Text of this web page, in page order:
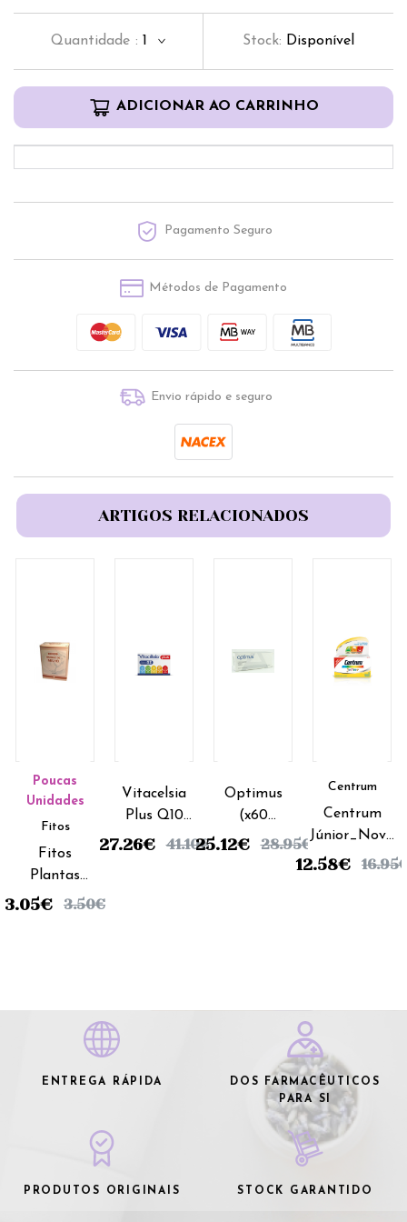
Quantidade : 1 Stock: Disponível
ADICIONAR AO CARRINHO
Pagamento Seguro
Métodos de Pagamento
Envio rápido e seguro
ARTIGOS RELACIONADOS
Poucas
Unidades
Fitos
Fitos
Plantas
Chá
3.05€ 3.50€
Vitacelsia
Plus Q10
comprimidos
27.26€ 41.10€
Optimus
(x60
comprimidos)
25.12€ 28.95€
Centrum
Centrum
Júnior_Novo
Sabor (x30
12.58€ 16.95
ENTREGA RÁPIDA
DOS FARMACÊUTICOS
PARA SI
PRODUTOS ORIGINAIS STOCK GARANTIDO